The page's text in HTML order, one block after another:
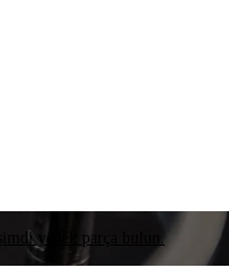
yedek parça bulun.